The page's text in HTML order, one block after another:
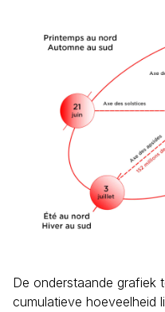
De onderstaande grafiek
cumulatieve hoeveelheid